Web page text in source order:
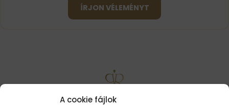
A cookie fájlok
ÍRJON VÉLEMÉNYT